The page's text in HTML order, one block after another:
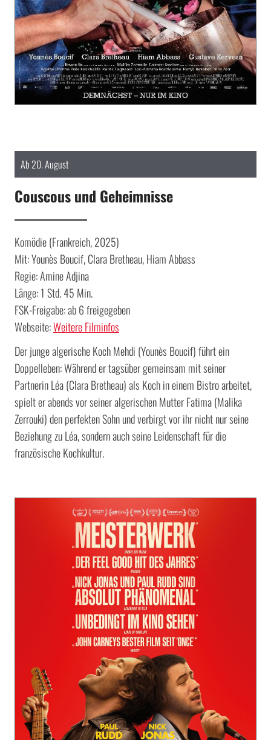
Ab 20. August
Couscous und Geheimnisse
Komödie (Frankreich, 2025)
Mit: Younès Boucif, Clara Bretheau, Hiam Abbass
Regie: Amine Adjina
Länge: 1 Std. 45 Min.
FSK-Freigabe: ab 6 freigegeben
Webseite:Weitere Filminfos
Der junge algerische Koch Mehdi (Younès Boucif) führt ein
Doppelleben: Während er tagsüber gemeinsam mit seiner
Partnerin Léa (Clara Bretheau) als Koch in einem Bistro arbeitet,
spielt er abends vor seiner algerischen Mutter Fatima (Malika
Zerrouki) den perfekten Sohn und verbirgt vor ihr nicht nur seine
Beziehung zu Léa, sondern auch seine Leidenschaft für die
französische Kochkultur.